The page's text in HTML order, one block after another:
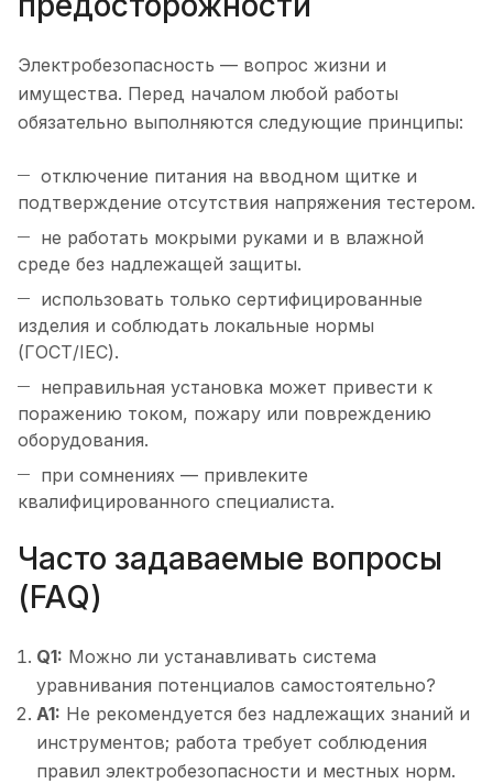
Электробезопасность — вопрос жизни и
имущества. Перед началом любой работы
обязательно выполняются следующие принципы:
отключение питания на вводном щитке и
подтверждение отсутствия напряжения тестером.
не работать мокрыми руками и в влажной
среде без надлежащей защиты.
использовать только сертифицированные
изделия и соблюдать локальные нормы
(ГОСТ/IEC).
неправильная установка может привести к
поражению током, пожару или повреждению
оборудования.
при сомнениях — привлеките
квалифицированного специалиста.
Часто задаваемые вопросы
(FAQ)
Q1: Можно ли устанавливать система
уравнивания потенциалов самостоятельно?
A1: Не рекомендуется без надлежащих знаний и
инструментов; работа требует соблюдения
правил электробезопасности и местных норм.